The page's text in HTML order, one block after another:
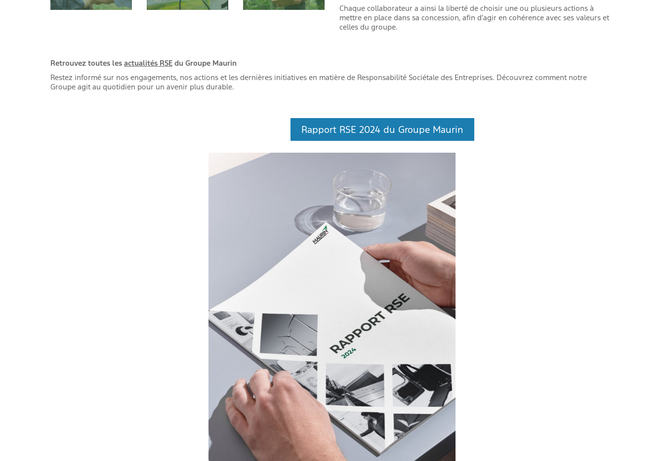
Chaque collaborateur a ainsi la liberté de choisir une ou plusieurs actions à
mettre en place dans sa concession, afin d’agir en cohérence avec ses valeurs et
celles du groupe.
Retrouvez toutes les actualités RSE du Groupe Maurin
Restez informé sur nos engagements, nos actions et les dernières initiatives en matière de Responsabilité Sociétale des Entreprises. Découvrez comment notre
Groupe agit au quotidien pour un avenir plus durable.
Rapport RSE 2024 du Groupe Maurin